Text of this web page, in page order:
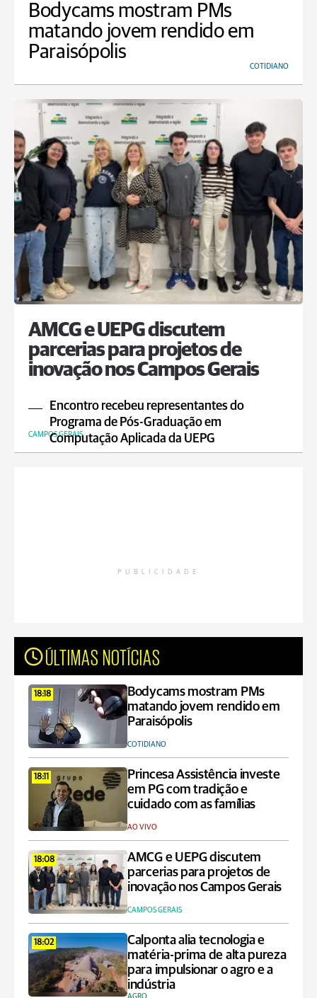
Bodycams mostram PMs
matando jovem rendido em
Paraisópolis
COTIDIANO
AMCG e UEPG discutem
parcerias para projetos de
inovação nos Campos Gerais
Encontro recebeu representantes do
Programa de Pós-Graduação em
Computação Aplicada da UEPG
CAMPOS GERAIS
PUBLICIDADE
ÚLTIMAS NOTÍCIAS
18:18
Bodycams mostram PMs
matando jovem rendido em
Paraisópolis
COTIDIANO
18:11
Princesa Assistência investe
em PG com tradição e
cuidado com as famílias
AO VIVO
18:08
AMCG e UEPG discutem
parcerias para projetos de
inovação nos Campos Gerais
CAMPOS GERAIS
18:02
Calponta alia tecnologia e
matéria-prima de alta pureza
para impulsionar o agro e a
indústria
AGRO